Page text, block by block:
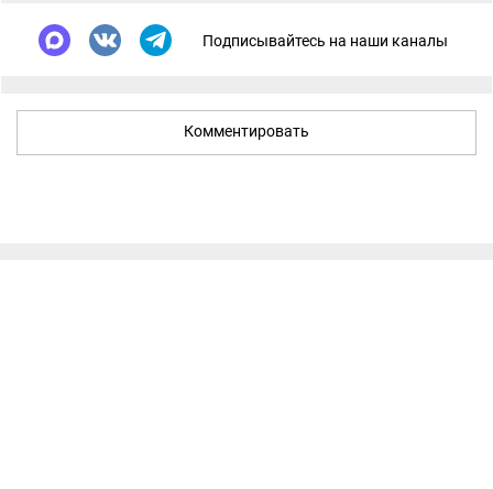
Подписывайтесь на наши каналы
Комментировать